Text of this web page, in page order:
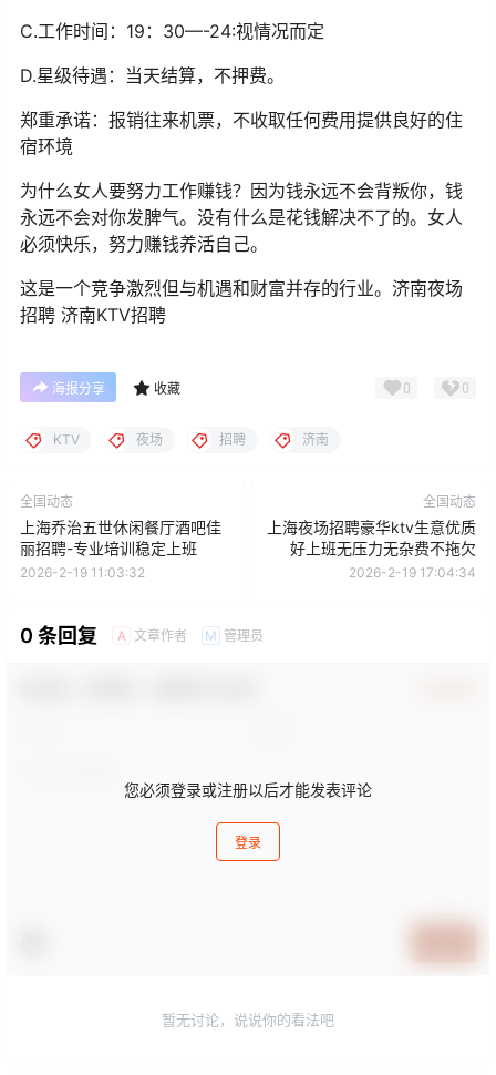
C.工作时间：19：30—-24:视情况而定
D.星级待遇：当天结算，不押费。
郑重承诺：报销往来机票，不收取任何费用提供良好的住
宿环境
为什么女人要努力工作赚钱？因为钱永远不会背叛你，钱
永远不会对你发脾气。没有什么是花钱解决不了的。女人
必须快乐，努力赚钱养活自己。
这是一个竞争激烈但与机遇和财富并存的行业。济南夜场
招聘 济南KTV招聘
海报分享 收藏 0 0
KTV 夜场 招聘 济南
全国动态
上海乔治五世休闲餐厅酒吧佳
丽招聘-专业培训稳定上班
2026-2-19 11:03:32
全国动态
上海夜场招聘豪华ktv生意优质
好上班无压力无杂费不拖欠
2026-2-19 17:04:34
0 条回复 A 文章作者 M 管理员
您必须登录或注册以后才能发表评论
登录
暂无讨论，说说你的看法吧